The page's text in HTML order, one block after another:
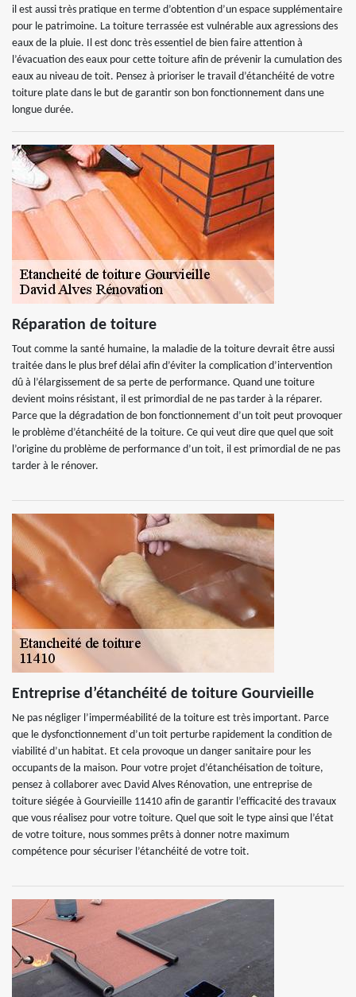
il est aussi très pratique en terme d’obtention d’un espace supplémentaire
pour le patrimoine. La toiture terrassée est vulnérable aux agressions des
eaux de la pluie. Il est donc très essentiel de bien faire attention à
l’évacuation des eaux pour cette toiture afin de prévenir la cumulation des
eaux au niveau de toit. Pensez à prioriser le travail d’étanchéité de votre
toiture plate dans le but de garantir son bon fonctionnement dans une
longue durée.
Réparation de toiture
Tout comme la santé humaine, la maladie de la toiture devrait être aussi
traitée dans le plus bref délai afin d’éviter la complication d’intervention
dû à l’élargissement de sa perte de performance. Quand une toiture
devient moins résistant, il est primordial de ne pas tarder à la réparer.
Parce que la dégradation de bon fonctionnement d’un toit peut provoquer
le problème d’étanchéité de la toiture. Ce qui veut dire que quel que soit
l’origine du problème de performance d’un toit, il est primordial de ne pas
tarder à le rénover.
Entreprise d’étanchéité de toiture Gourvieille
Ne pas négliger l’imperméabilité de la toiture est très important. Parce
que le dysfonctionnement d’un toit perturbe rapidement la condition de
viabilité d’un habitat. Et cela provoque un danger sanitaire pour les
occupants de la maison. Pour votre projet d’étanchéisation de toiture,
pensez à collaborer avec David Alves Rénovation, une entreprise de
toiture siégée à Gourvieille 11410 afin de garantir l’efficacité des travaux
que vous réalisez pour votre toiture. Quel que soit le type ainsi que l’état
de votre toiture, nous sommes prêts à donner notre maximum
compétence pour sécuriser l’étanchéité de votre toit.